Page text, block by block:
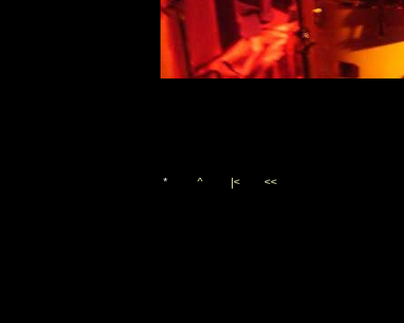
* ^ |< <<